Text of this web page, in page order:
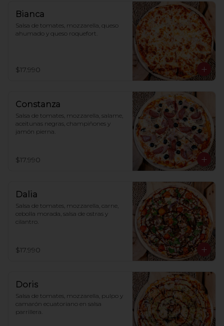
Bianca
Salsa de tomates, mozzarella, queso
ahumado y queso roquefort.
$17.990
Constanza
Salsa de tomates, mozzarella, salame,
aceitunas negras, champiñones y
jamón pierna.
$17.990
Dalia
Salsa de tomates, mozzarella, carne,
cebolla morada, salsa de ostras y
cilantro.
$17.990
Doris
Salsa de tomates, mozzarella, pulpo y
camarón ecuatoriano en salsa
parrillera.